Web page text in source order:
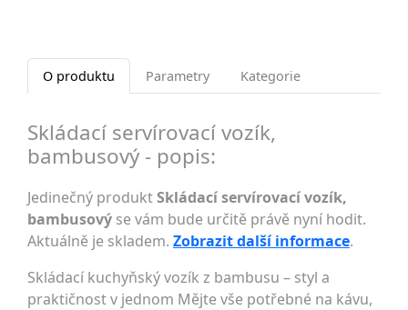
O produktu Parametry Kategorie
Skládací servírovací vozík,
bambusový - popis:
Jedinečný produktSkládací servírovací vozík,
bambusový se vám bude určitě právě nyní hodit.
Aktuálně je skladem. Zobrazit další informace.
Skládací kuchyňský vozík z bambusu – styl a
praktičnost v jednom Mějte vše potřebné na kávu,